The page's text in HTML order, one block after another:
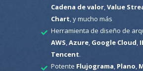
Cadena de valor, Value
Chart , y mucho más
Herramienta de diseño de
AWS Azure, Google Cloud
Tencent.
Potente Flujograma Plano